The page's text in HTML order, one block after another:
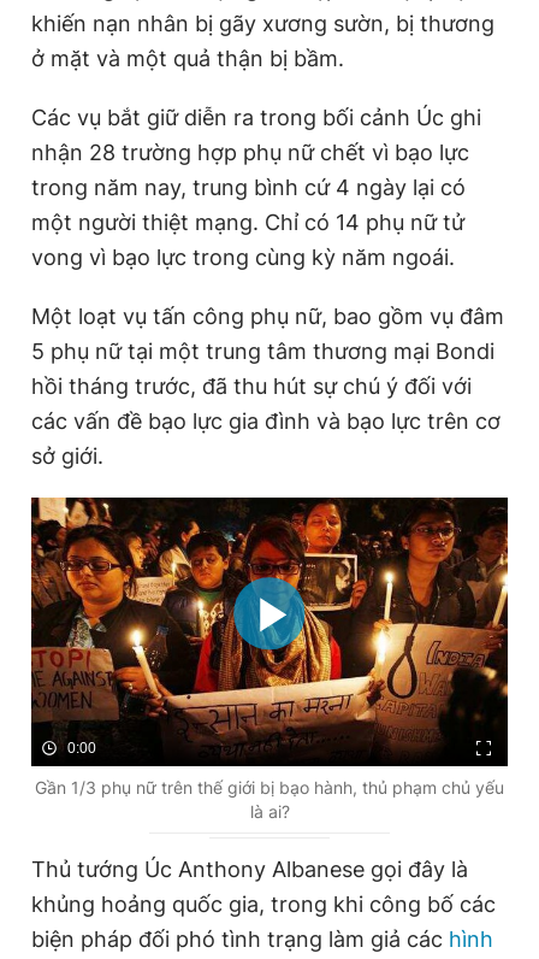
Tổng thư ký tòa soạn: Đức Trung
Giấy phép xuất bản số 110/GP - BTTTT cấp ngày 24.3.2020
chép dưới mọi hình thức nếu không có sự chấp thuận bằng văn
bản. Phát triển bởi ePi Technologies, JSC.
khiến nạn nhân bị gãy xương sườn, bị thương
ở mặt và một quả thận bị bầm.
Các vụ bắt giữ diễn ra trong bối cảnh Úc ghi
nhận 28 trường hợp phụ nữ chết vì bạo lực
trong năm nay, trung bình cứ 4 ngày lại có
một người thiệt mạng. Chỉ có 14 phụ nữ tử
vong vì bạo lực trong cùng kỳ năm ngoái.
Một loạt vụ tấn công phụ nữ, bao gồm vụ đâm
5 phụ nữ tại một trung tâm thương mại Bondi
hồi tháng trước, đã thu hút sự chú ý đối với
các vấn đề bạo lực gia đình và bạo lực trên cơ
sở giới.
0:00
Gần 1/3 phụ nữ trên thế giới bị bạo hành, thủ phạm chủ yếu
là ai?
Thủ tướng Úc Anthony Albanese gọi đây là
khủng hoảng quốc gia, trong khi công bố các
biện pháp đối phó tình trạng làm giả các hình